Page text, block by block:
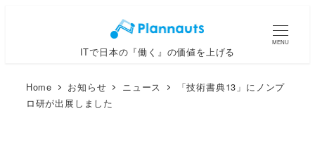
ITで日本の『働く』の価値を上げる
MENU
Home お知らせ ニュース
「技術書典13」にノンプ
ロ研が出展しました